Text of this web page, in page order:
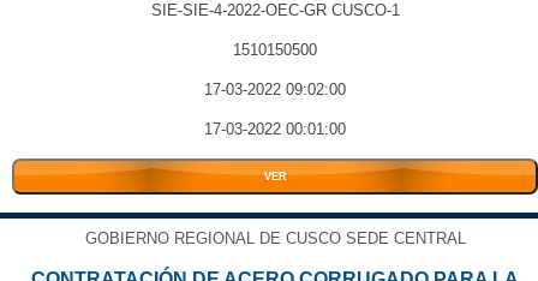
SIE-SIE-4-2022-OEC-GR CUSCO-1
1510150500
17-03-2022 09:02:00
17-03-2022 00:01:00
VER
GOBIERNO REGIONAL DE CUSCO SEDE CENTRAL